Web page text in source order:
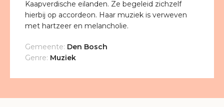
Kaapverdische eilanden. Ze begeleid zichzelf
hierbij op accordeon. Haar muziek is verweven
met hartzeer en melancholie.
Gemeente: Den Bosch
Genre: Muziek